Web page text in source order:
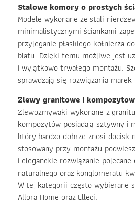
Stalowe komory o prostych
Modele wykonane ze stali
minimalistycznymi ściankami
przyleganie płaskiego kołnierza
blatu. Dzięki temu możliwe jest
i wyjątkowo trwałego montażu.
sprawdzają się rozwiązania marek
Zlewy granitowe i
Zlewozmywaki wykonane z
kompozytów posiadają sztywny i
który bardzo dobrze znosi docisk
stosowany przy montażu
i eleganckie rozwiązanie
naturalnego oraz konglomeratu
W tej kategorii często wybierane
Allora Home oraz Elleci.